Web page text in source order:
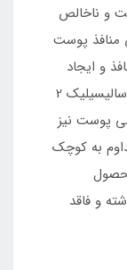
و ناخالص
منافذ پوست
و ایجاد
جوش و آکنه پیشگیری می کند. سرم اسید سالیسیلیک 2
پوست نیز
به کوچک
و فاقد